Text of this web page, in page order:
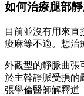
如何治療腿部
目前並沒有用來直
痠麻等不適。想治
外觀型的靜脈曲張
於主幹靜脈受損的
張學倫醫師解釋道